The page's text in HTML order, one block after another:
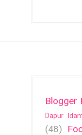
Blogger
Dapur
(48)